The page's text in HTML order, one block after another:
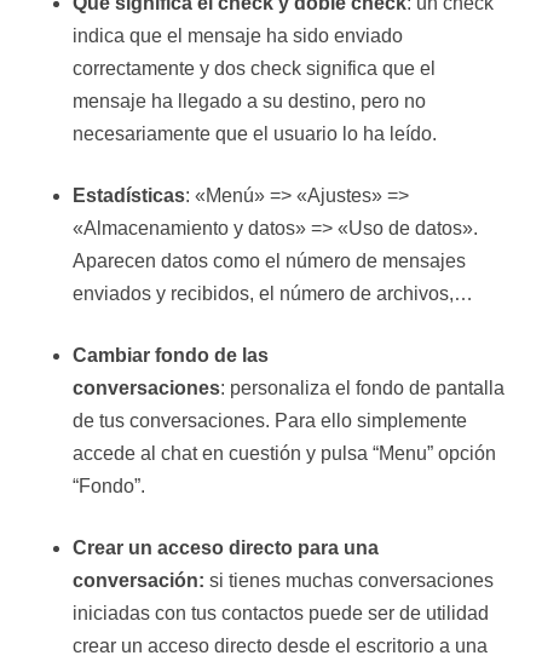
indica que el mensaje ha sido enviado
correctamente y dos check significa que el
mensaje ha llegado a su destino, pero no
necesariamente que el usuario lo ha leído.
Estadísticas: «Menú» => «Ajustes» =>
«Almacenamiento y datos» => «Uso de datos».
Aparecen datos como el número de mensajes
enviados y recibidos, el número de archivos,…
Cambiar fondo de las
conversaciones: personaliza el fondo de pantalla
de tus conversaciones. Para ello simplemente
accede al chat en cuestión y pulsa “Menu” opción
“Fondo”.
Crear un acceso directo para una
conversación: si tienes muchas conversaciones
iniciadas con tus contactos puede ser de utilidad
crear un acceso directo desde el escritorio a una